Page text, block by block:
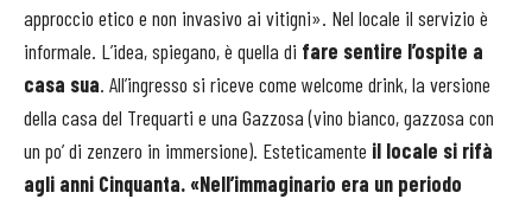
approccio etico e non invasivo ai vitigni». Nel locale il servizio è
informale. L’idea, spiegano, è quella di fare sentire l’ospite a
casa sua. All’ingresso si riceve come welcome drink, la versione
della casa del Trequarti e una Gazzosa (vino bianco, gazzosa con
un po’ di zenzero in immersione). Esteticamente il locale si rifà
agli anni Cinquanta. «Nell’immaginario era un periodo